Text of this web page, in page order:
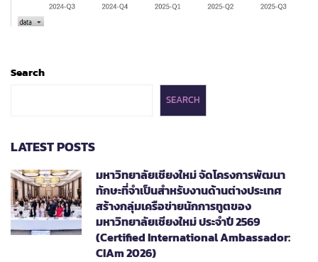
Search
SEARCH
LATEST POSTS
มหาวิทยาลัยเชียงใหม่ จัดโครงการพัฒนา
ทักษะที่จำเป็นสำหรับงานด้านต่างประเทศ
สร้างกลุ่มเครือข่ายนักการทูตของ
มหาวิทยาลัยเชียงใหม่ ประจำปี 2569
(Certified International Ambassador:
CIAm 2026)